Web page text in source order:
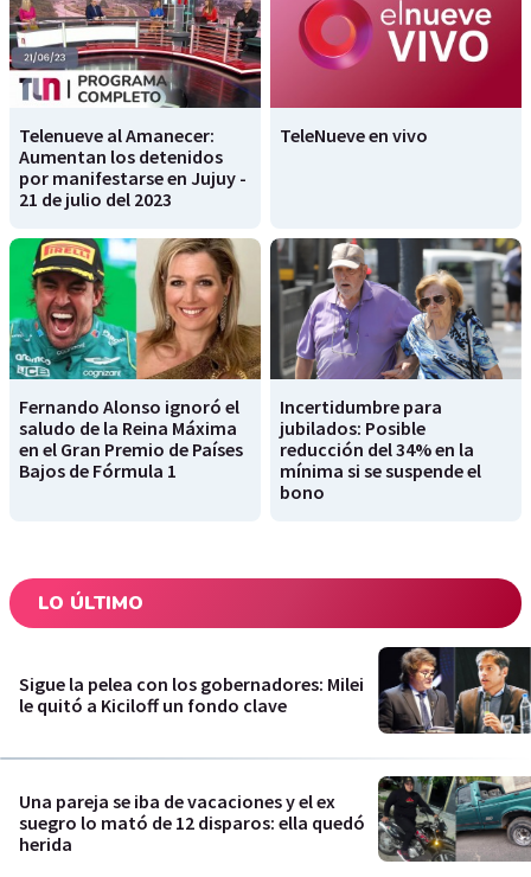
Telenueve al Amanecer:
Aumentan los detenidos
por manifestarse en Jujuy -
21 de julio del 2023
TeleNueve en vivo
Fernando Alonso ignoró el
saludo de la Reina Máxima
en el Gran Premio de Países
Bajos de Fórmula 1
Incertidumbre para
jubilados: Posible
reducción del 34% en la
mínima si se suspende el
bono
LO ÚLTIMO
Sigue la pelea con los gobernadores: Milei
le quitó a Kiciloff un fondo clave
Una pareja se iba de vacaciones y el ex
suegro lo mató de 12 disparos: ella quedó
herida